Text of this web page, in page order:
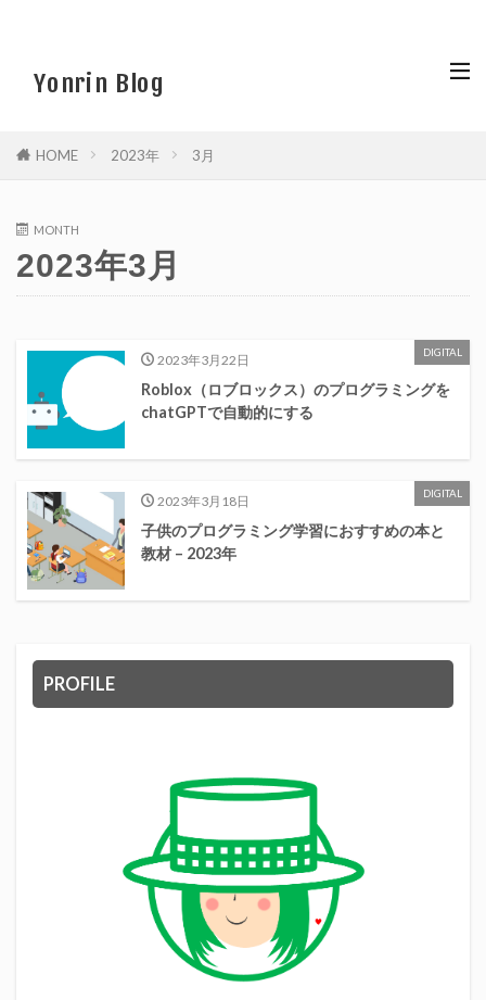
Yonrin Blog
HOME 2023年 3月
MONTH
2023年3月
DIGITAL
2023年3月22日
Roblox（ロブロックス）のプログラミングを
chatGPTで自動的にする
DIGITAL
2023年3月18日
子供のプログラミング学習におすすめの本と
教材 – 2023年
PROFILE